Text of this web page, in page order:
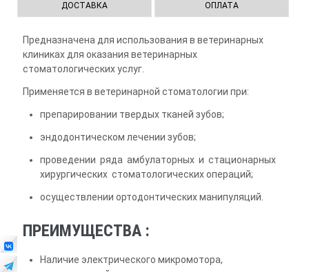
ДОСТАВКА ОПЛАТА
Предназначена для использования в ветеринарных
клиниках для оказания ветеринарных
стоматологических услуг.
Применяется в ветеринарной стоматологии при:
препарировании твердых тканей зубов;
эндодонтическом лечении зубов;
проведении ряда амбулаторных и стационарных
хирургических стоматологических операций;
осуществлении ортодонтических манипуляций.
ПРЕИМУЩЕСТВА :
Наличие электрического микромотора,